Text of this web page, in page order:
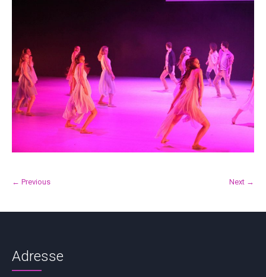
← Previous Next →
Adresse